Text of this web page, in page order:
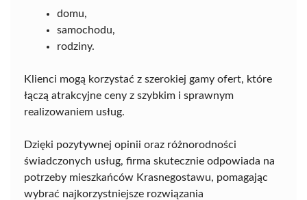
domu,
samochodu,
rodziny.
Klienci mogą korzystać z szerokiej gamy ofert, które
łączą atrakcyjne ceny z szybkim i sprawnym
realizowaniem usług.
Dzięki pozytywnej opinii oraz różnorodności
świadczonych usług, firma skutecznie odpowiada na
potrzeby mieszkańców Krasnegostawu, pomagając
wybrać najkorzystniejsze rozwiązania